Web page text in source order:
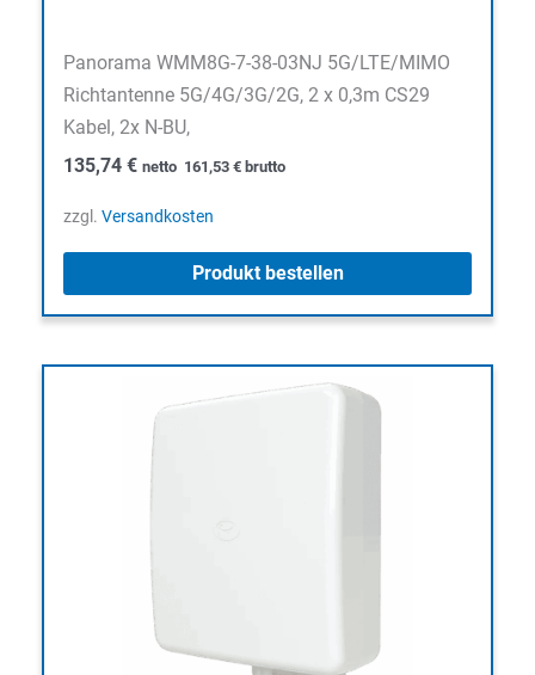
Panorama WMM8G-7-38-03NJ 5G/LTE/MIMO
Richtantenne 5G/4G/3G/2G, 2 x 0,3m CS29
Kabel, 2x N-BU,
135,74 € netto 161,53 € brutto
zzgl. Versandkosten
Produkt bestellen